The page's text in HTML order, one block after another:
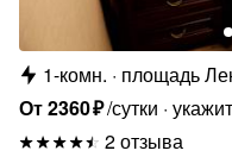
1-комн.
площадь
От2360₽/сутки
2 отзыва